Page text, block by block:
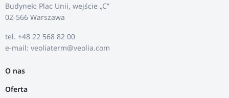
Budynek: Plac Unii, wejście „C”
02-566 Warszawa
tel. +48 22 568 82 00
e-mail: veoliaterm@veolia.com
O nas
Oferta